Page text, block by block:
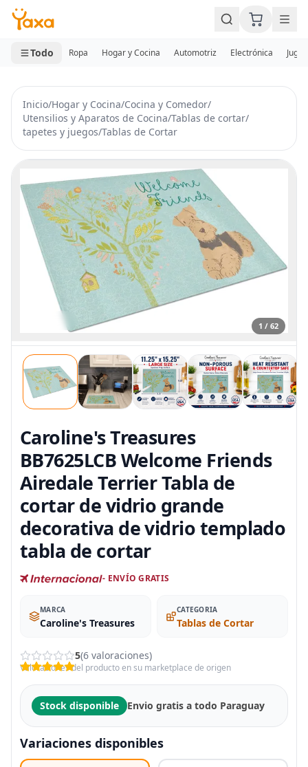
MINI CARRITO
0 productos
Todo Ropa Hogar y Cocina Automotriz Electrónica
Inicio/Hogar y Cocina/Cocina y Comedor/
Utensilios y Aparatos de Cocina/Tablas de cortar/
tapetes y juegos/Tablas de Cortar
1 / 62
Caroline's Treasures
BB7625LCB Welcome Friends
Airedale Terrier Tabla de
cortar de vidrio grande
decorativa de vidrio templado
tabla de cortar
- ENVÍO GRATIS
MARCA
Caroline's Treasures
CATEGORIA
Tablas de Cortar
5(6 valoraciones)
Valoraciones del producto en su marketplace de origen
Stock disponible Envio gratis a todo Paraguay
Variaciones disponibles